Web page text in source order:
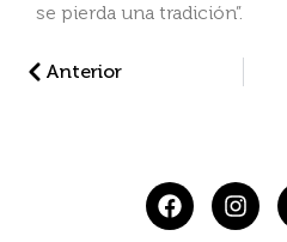
se pierda una tradición”.
Anterior